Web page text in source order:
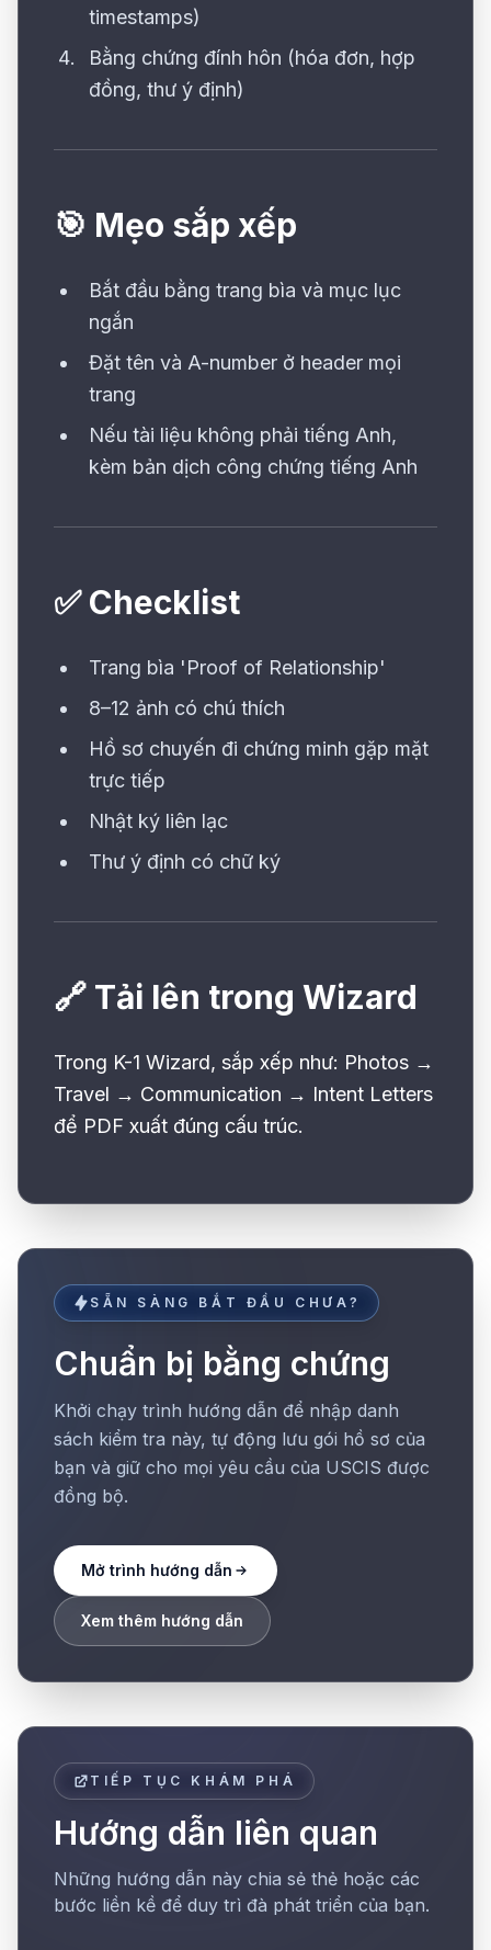
timestamps)
Bằng chứng đính hôn (hóa đơn, hợp
đồng, thư ý định)
🎯 Mẹo sắp xếp
Bắt đầu bằng trang bìa và mục lục
ngắn
Đặt tên và A-number ở header mọi
trang
Nếu tài liệu không phải tiếng Anh,
kèm bản dịch công chứng tiếng Anh
✅ Checklist
Trang bìa 'Proof of Relationship'
8–12 ảnh có chú thích
Hồ sơ chuyến đi chứng minh gặp mặt
trực tiếp
Nhật ký liên lạc
Thư ý định có chữ ký
🔗 Tải lên trong Wizard
Trong K-1 Wizard, sắp xếp như: Photos →
Travel → Communication → Intent Letters
để PDF xuất đúng cấu trúc.
SẴN SÀNG BẮT ĐẦU CHƯA?
Chuẩn bị bằng chứng
Khởi chạy trình hướng dẫn để nhập danh
sách kiểm tra này, tự động lưu gói hồ sơ của
bạn và giữ cho mọi yêu cầu của USCIS được
đồng bộ.
Mở trình hướng dẫn
Xem thêm hướng dẫn
TIẾP TỤC KHÁM PHÁ
Hướng dẫn liên quan
Những hướng dẫn này chia sẻ thẻ hoặc các
bước liền kề để duy trì đà phát triển của bạn.